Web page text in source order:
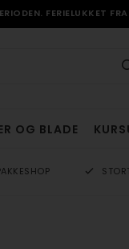
FERIELUKKET
OG BLADE